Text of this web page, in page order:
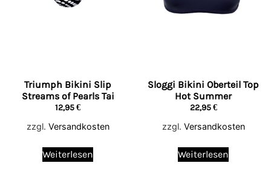
Triumph Bikini Slip
Streams of Pearls Tai
12,95€
zzgl. Versandkosten
Weiterlesen
Sloggi Bikini Oberteil Top
Hot Summer
22,95€
zzgl. Versandkosten
Weiterlesen